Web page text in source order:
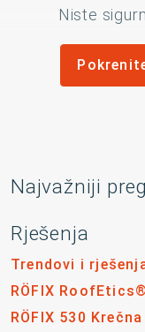
Niste
Najvažniji
Rješenja
Trendovi i
RÖFIX RoofEtics®
RÖFIX 530